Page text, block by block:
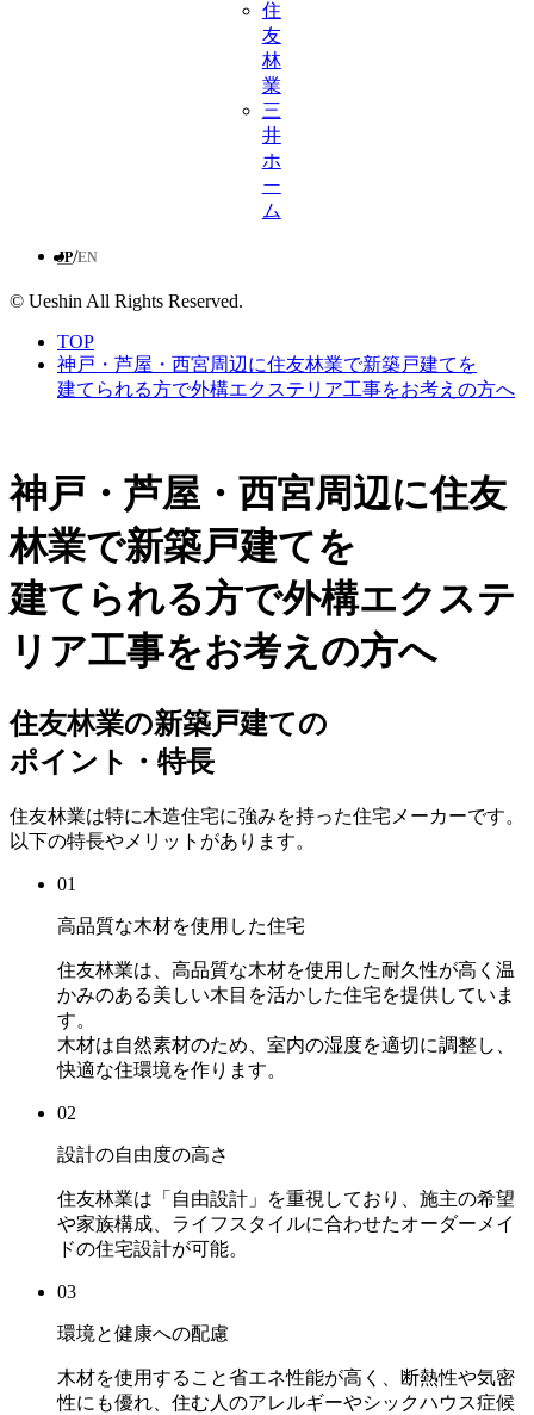
住
友
林
業
三
井
ホ
ー
ム
JP/EN
© Ueshin All Rights Reserved.
TOP
神戸・芦屋・西宮周辺に住友林業で新築戸建てを
建てられる方で外構エクステリア工事をお考えの方へ
神戸・芦屋・西宮周辺に住友
林業で新築戸建てを
建てられる方で外構エクステ
リア工事をお考えの方へ
住友林業の新築戸建ての
ポイント・特長
住友林業は特に木造住宅に強みを持った住宅メーカーです。
以下の特長やメリットがあります。
01
高品質な木材を使用した住宅
住友林業は、高品質な木材を使用した耐久性が高く温
かみのある美しい木目を活かした住宅を提供していま
す。
木材は自然素材のため、室内の湿度を適切に調整し、
快適な住環境を作ります。
02
設計の自由度の高さ
住友林業は「自由設計」を重視しており、施主の希望
や家族構成、ライフスタイルに合わせたオーダーメイ
ドの住宅設計が可能。
03
環境と健康への配慮
木材を使用すること省エネ性能が高く、断熱性や気密
性にも優れ、住む人のアレルギーやシックハウス症候